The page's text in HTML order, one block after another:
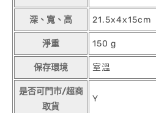
深、寬、高 21.5x4x15cm
淨重 150 g
保存環境 室溫
是否可門市/超商
取貨
Y